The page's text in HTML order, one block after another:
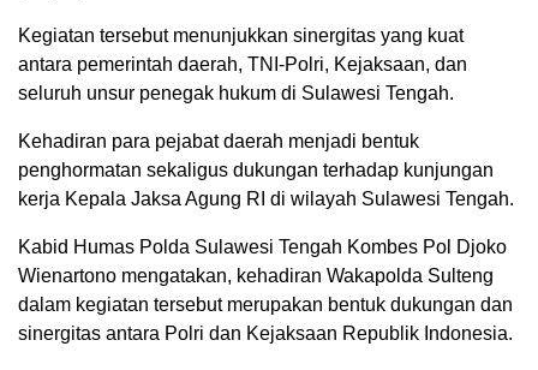
Kegiatan tersebut menunjukkan sinergitas yang kuat
antara pemerintah daerah, TNI-Polri, Kejaksaan, dan
seluruh unsur penegak hukum di Sulawesi Tengah.
Kehadiran para pejabat daerah menjadi bentuk
penghormatan sekaligus dukungan terhadap kunjungan
kerja Kepala Jaksa Agung RI di wilayah Sulawesi Tengah.
Kabid Humas Polda Sulawesi Tengah Kombes Pol Djoko
Wienartono mengatakan, kehadiran Wakapolda Sulteng
dalam kegiatan tersebut merupakan bentuk dukungan dan
sinergitas antara Polri dan Kejaksaan Republik Indonesia.